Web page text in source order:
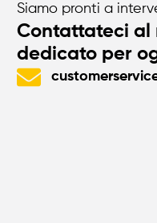
Siamo pronti a
Contattateci al
dedicato per